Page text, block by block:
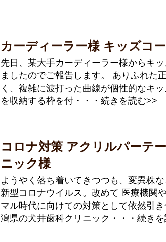
カーディーラー様 キッズコ
先日、某大手カーディーラー様からキ
ましたのでご報告します。 ありふれた
く、複雑に波打った曲線が個性的なキ
を収納する枠を付・・・続きを読む>>
コロナ対策 アクリルパーテ
ニック様
ようやく落ち着いてきつつも、変異株
新型コロナウイルス。改めて 医療機関
マル時代に向けての対策として依然引
潟県の犬井歯科クリニック・・・続き